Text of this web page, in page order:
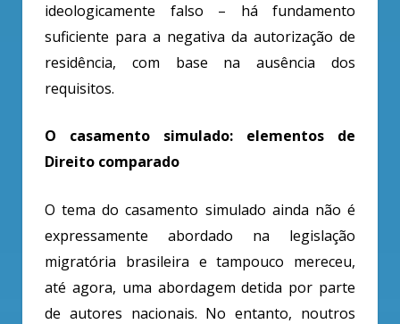
ideologicamente falso – há fundamento
suficiente para a negativa da autorização de
residência, com base na ausência dos
requisitos.
O casamento simulado: elementos de
Direito comparado
O tema do casamento simulado ainda não é
expressamente abordado na legislação
migratória brasileira e tampouco mereceu,
até agora, uma abordagem detida por parte
de autores nacionais. No entanto, noutros